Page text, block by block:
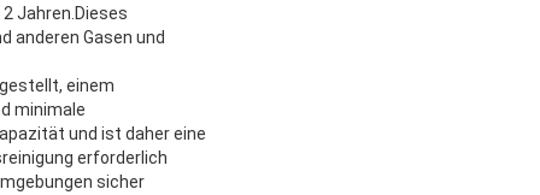
Jahren.Dieses
anderen Gasen und
einem
minimale
und ist daher eine
erforderlich
sicher